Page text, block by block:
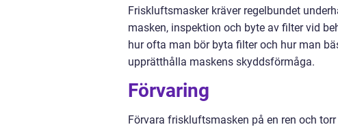
Friskluftsmasker kräver regelbundet
masken, inspektion och byte av filter vid
hur ofta man bör byta filter och hur man
upprätthålla maskens skyddsförmåga.
Förvaring
Förvara friskluftsmasken på en ren och